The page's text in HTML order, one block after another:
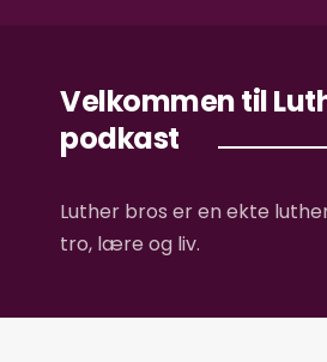
Velkommen til
podkast
Luther bros er en ekte
tro, lære og liv.